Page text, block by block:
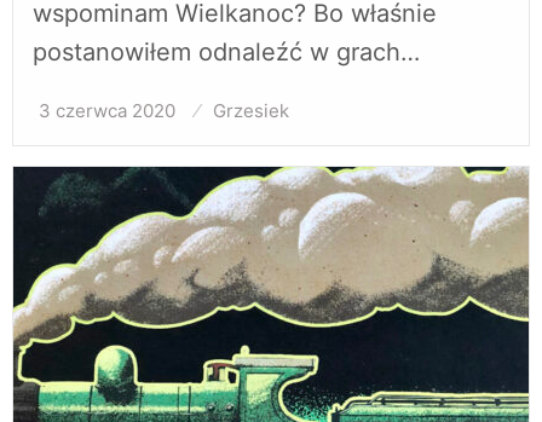
wspominam Wielkanoc? Bo właśnie
postanowiłem odnaleźć w grach…
Opublikowane
3 czerwca 2020 Grzesiek